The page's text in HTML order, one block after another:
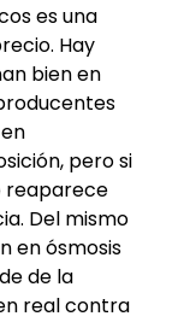
es una
Hay
bien en
pero si
reaparece
Del mismo
en ósmosis
de la
real contra